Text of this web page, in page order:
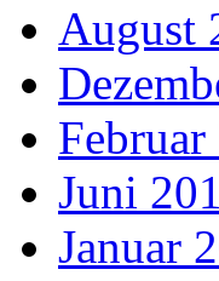
August
Februar
Juni
Januar